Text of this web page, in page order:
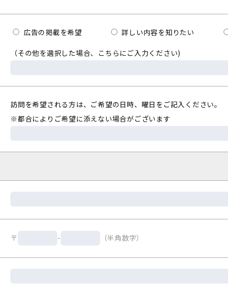
広告の掲載を希望 詳しい内容を知りたい
（その他を選択した場合、こちらにご入力ください)
訪問を希望される方は、ご希望の日時、曜日をご記入ください。
※都合によりご希望に添えない場合がございます
〒 - （半角数字）